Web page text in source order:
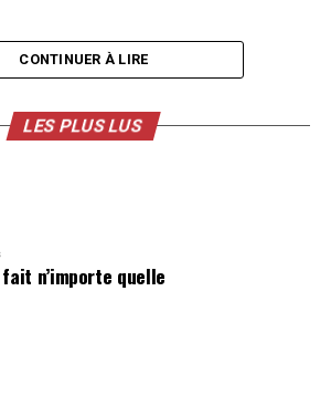
CONTINUER À LIRE
LES PLUS LUS
n’importe quelle